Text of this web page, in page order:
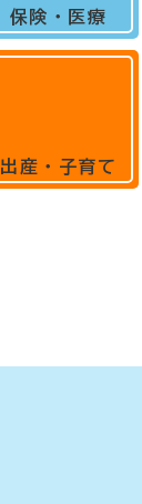
保険・医療
出産・子育て